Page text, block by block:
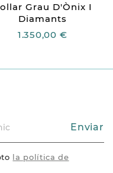
Grau D'Ònix I
Diamants
1.350,00 €
Enviar
la política de